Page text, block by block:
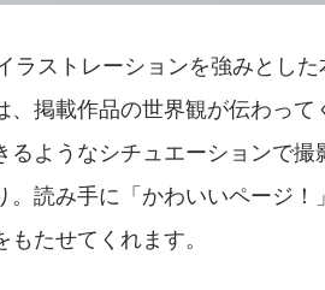
ラストレーションを強みとし
、掲載作品の世界観が伝わっ
ようなシチュエーションで撮
読み手に「かわいいページ！
たせてくれます。